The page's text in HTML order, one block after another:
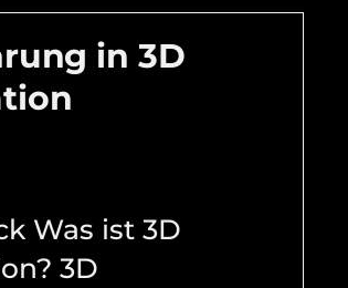
in 3D
Was ist 3D
3D